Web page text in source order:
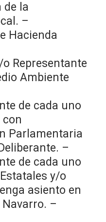
de la
–
Hacienda
Representante
Ambiente
de cada uno
con
Parlamentaria
–
de cada uno
y/o
asiento en
Navarro. –